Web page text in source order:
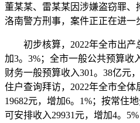
董某某、雷某某因涉嫌盗窃罪
洛南警方刑事，案件正正在进一
初步核算，2022年全市出产
加3。3%；全市一般公共预算收
财务一般预算收入301。38亿元
住户查询拜访，2022年全市全
19682元，增加6。1%；按常住
可安排收入29931元，增加4。